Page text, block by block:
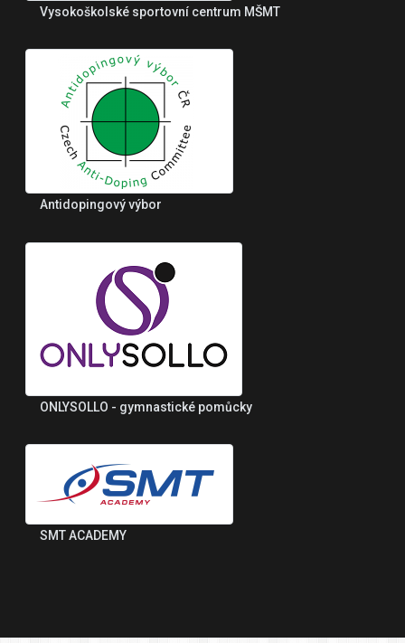
Vysokoškolské sportovní centrum MŠMT
Antidopingový výbor
ONLYSOLLO - gymnastické pomůcky
SMT ACADEMY